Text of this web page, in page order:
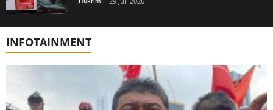
INFOTAINMENT